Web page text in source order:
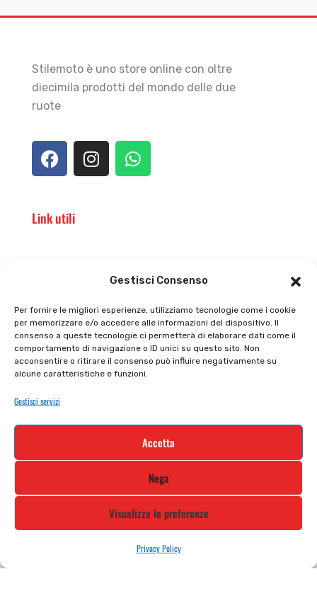
Gestisci Consenso
Per fornire le migliori esperienze, utilizziamo tecnologie come i cookie
per memorizzare e/o accedere alle informazioni del dispositivo. Il
consenso a queste tecnologie ci permetterà di elaborare dati come il
comportamento di navigazione o ID unici su questo sito. Non
acconsentire o ritirare il consenso può influire negativamente su
alcune caratteristiche e funzioni.
Gestisci servizi
Accetta
Nega
Visualizza le preferenze
Privacy Policy
Stilemoto è uno store online con oltre
diecimila prodotti del mondo delle due
ruote
Link utili
Privacy policy
Cookie policy
Tutti prodotti
Termini e condizioni
Iscriviti alla nostra newsletter e rimani